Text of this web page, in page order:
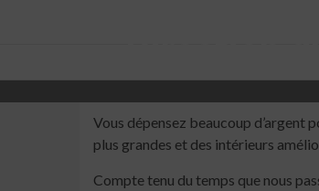
Vous dépensez beaucoup d’argent
plus grandes et des intérieurs
Compte tenu du temps que nous